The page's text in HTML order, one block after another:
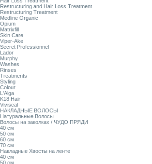
Restructuring and Hair Loss Treatment
Restructuring Treatment
Medline Organic
Opium
Matrixfill
Skin Care
Viper-Ake
Secret Professionnel
Lador
Murphy
Washes
Rinses
Treatments
Styling
Colour
L'Alga
K18 Hair
Viviscal
НАКЛАДНЫЕ ВОЛОСЫ
Натуральные Волосы
Волосы на заколках / ЧУДО ПРЯДИ
40 см
50 см
60 см
70 см
Накладные Хвосты на ленте
40 см
50 см